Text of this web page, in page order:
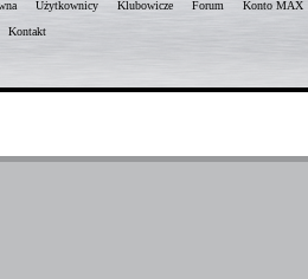
Użytkownicy Klubowicze Forum
Konto MAX
Kontakt